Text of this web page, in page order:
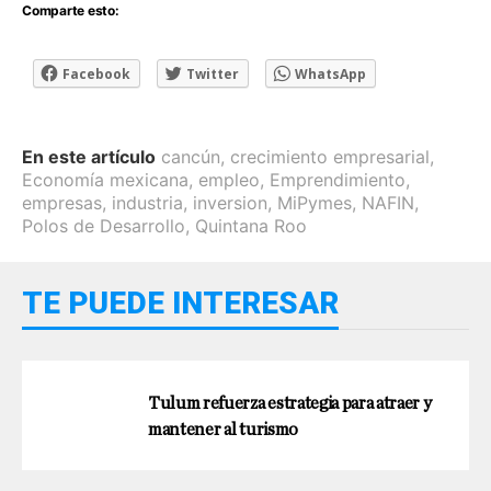
Comparte esto:
Facebook Twitter WhatsApp
En este artículo cancún, crecimiento empresarial,
Economía mexicana, empleo, Emprendimiento,
empresas, industria, inversion, MiPymes, NAFIN,
Polos de Desarrollo, Quintana Roo
TE PUEDE INTERESAR
Tulum refuerza estrategia para atraer y
mantener al turismo